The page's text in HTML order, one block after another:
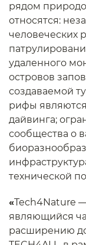
рядом
относятся:
человеческих
удаленного
островов
создаваемой
рифы
дайвинга;
сообщества о
технической
«Tech4Nature
являющийся
расширению